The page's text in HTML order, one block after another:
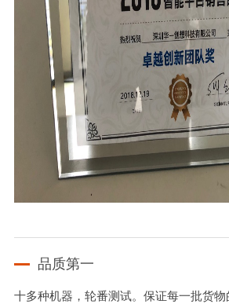
品质第一
十多种机器，轮番测试。保证每一批货